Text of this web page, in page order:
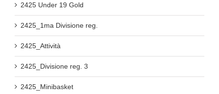
2425 Under 19 Gold
2425_1ma Divisione reg.
2425_Attività
2425_Divisione reg. 3
2425_Minibasket